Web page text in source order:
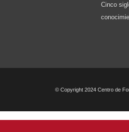
Cinco
© Copyright 2024 Centro de